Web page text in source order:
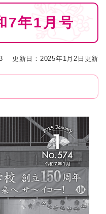
7年1月号
更新日：2025年1月2日更新